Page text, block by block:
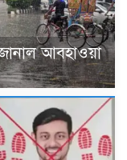
আবহাওয়া